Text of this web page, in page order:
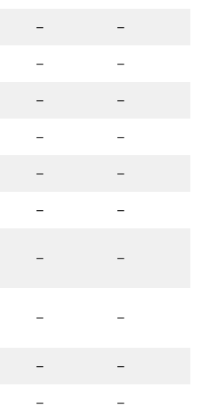
– –
– –
– –
– –
– –
– –
– –
– –
– –
– –